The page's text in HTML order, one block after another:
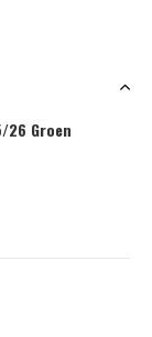
26 Groen